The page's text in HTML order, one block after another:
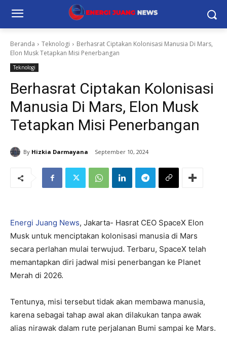
Beranda Teknologi
Berhasrat Ciptakan Kolonisasi Manusia Di Mars,
Elon Musk Tetapkan Misi Penerbangan
Teknologi
Berhasrat Ciptakan Kolonisasi
Manusia Di Mars, Elon Musk
Tetapkan Misi Penerbangan
By Hizkia Darmayana September 10, 2024
Energi Juang News, Jakarta- Hasrat CEO SpaceX Elon
Musk untuk menciptakan kolonisasi manusia di Mars
secara perlahan mulai terwujud. Terbaru, SpaceX telah
memantapkan diri jadwal misi penerbangan ke Planet
Merah di 2026.
Tentunya, misi tersebut tidak akan membawa manusia,
karena sebagai tahap awal akan dilakukan tanpa awak
alias nirawak dalam rute perjalanan Bumi sampai ke Mars.